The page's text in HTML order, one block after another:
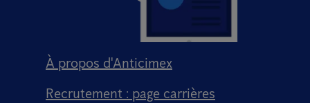
À propos d'Anticimex
Recrutement : page carrières